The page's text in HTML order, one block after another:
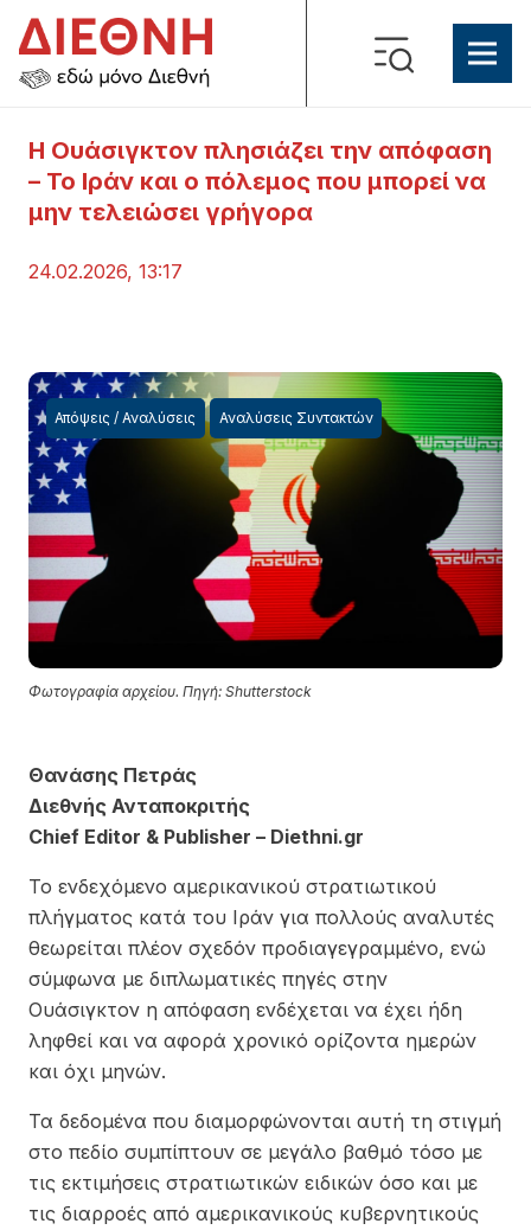
Η Ουάσιγκτον πλησιάζει την απόφαση
– Το Ιράν και ο πόλεμος που μπορεί να
μην τελειώσει γρήγορα
24.02.2026, 13:17
Φωτογραφία αρχείου. Πηγή: Shutterstock
Απόψεις / Αναλύσεις Αναλύσεις Συντακτών
Θανάσης Πετράς
Διεθνής Ανταποκριτής
Chief Editor & Publisher – Diethni.gr
Το ενδεχόμενο αμερικανικού στρατιωτικού
πλήγματος κατά του Ιράν για πολλούς αναλυτές
θεωρείται πλέον σχεδόν προδιαγεγραμμένο, ενώ
σύμφωνα με διπλωματικές πηγές στην
Ουάσιγκτον η απόφαση ενδέχεται να έχει ήδη
ληφθεί και να αφορά χρονικό ορίζοντα ημερών
και όχι μηνών.
Τα δεδομένα που διαμορφώνονται αυτή τη στιγμή
στο πεδίο συμπίπτουν σε μεγάλο βαθμό τόσο με
τις εκτιμήσεις στρατιωτικών ειδικών όσο και με
τις διαρροές από αμερικανικούς κυβερνητικούς